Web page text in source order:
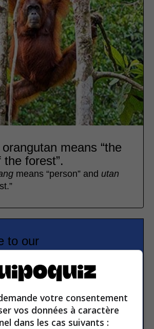
means “the
forest”.
means “person” and utan
to our
votre consentement
vos données à caractère
dans les cas suivants :